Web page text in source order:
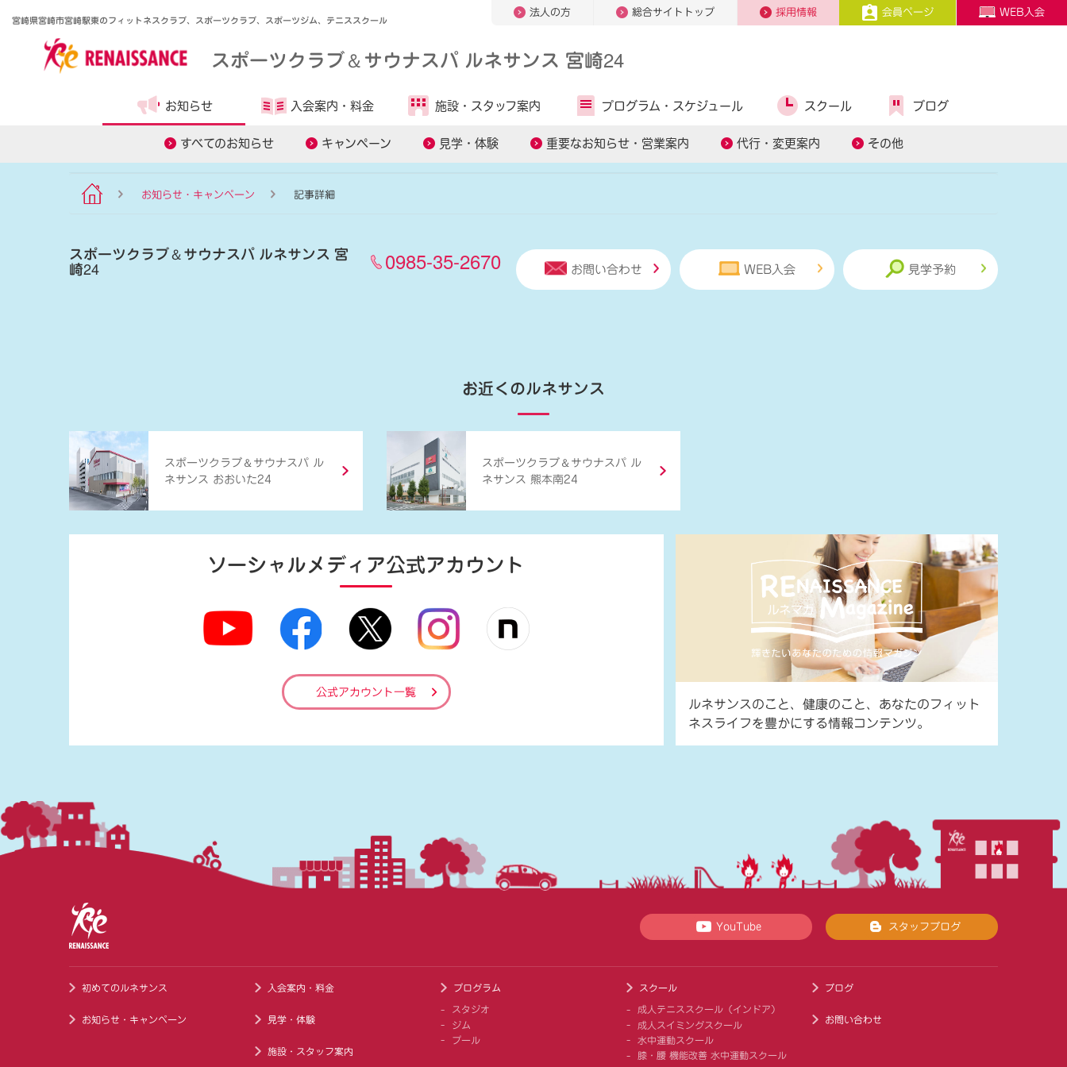
宮崎県宮崎市宮崎駅東のフィットネスクラブ、スポーツクラブ、スポーツジム、テニススクール
法人の方 総合サイトトップ 採用情報 会員ページ WEB入会
スポーツクラブ＆サウナスパ ルネサンス 宮崎24
お知らせ
すべてのお知らせ キャンペーン 見学・体験 重要なお知らせ・営業案内 代行・変更案内 その他
入会案内・ 料金 施設・ スタッフ案内 プログラム・ スケジュール スクール ブログ
人気キーワードから探す
食事管理アプリ オンラインレッスン スマートテニスレッスン パーソナルトレーニング 糖質コントロール スタッフ募集
お知らせ・キャンペーン 記事詳細
スポーツクラブ＆サウナスパ ルネサンス 宮
崎24 0985-35-2670 お問い合わせ WEB入会 見学予約
お近くのルネサンス
スポーツクラブ ＆ サウナスパ ル
ネサンス おおいた24
スポーツクラブ ＆ サウナスパ ル
ネサンス 熊本南24
ソーシャルメディア公式アカウント
公式アカウント一覧
ルネサンスのこと、健康のこと、あなたのフィット
ネスライフを豊かにする情報コンテンツ。
YouTube スタッフブログ
初めてのルネサンス
お知らせ・キャンペーン
入会案内・料金
見学・体験
施設・スタッフ案内
プログラム
スタジオ
ジム
プール
スクール
成人テニススクール（インドア）
成人スイミングスクール
水中運動スクール
膝・腰 機能改善 水中運動スクール
ブログ
お問い合わせ